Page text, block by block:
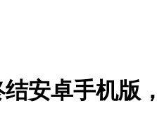
安卓手机版